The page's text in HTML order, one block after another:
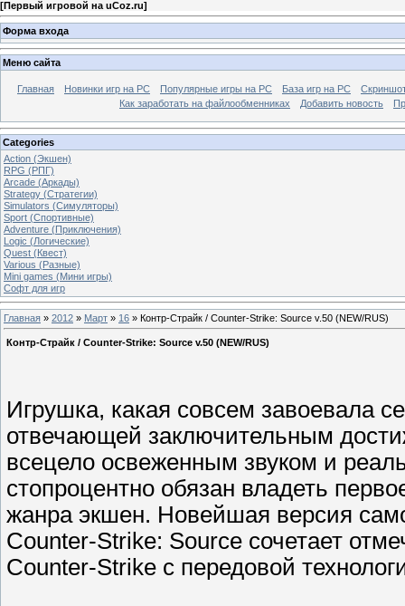
[Первый игровой на uCoz.ru]
Форма входа
Меню сайта
Главная Новинки игр на PC Популярные игры на PC База игр на РС
Как заработать на файлообменниках
Добавить новость
Categories
Action (Экшен)
RPG (РПГ)
Arcade (Аркады)
Strategy (Стратегии)
Simulators (Симуляторы)
Sport (Спортивные)
Adventure (Приключения)
Logic (Логические)
Quest (Квест)
Various (Разные)
Mini games (Мини игры)
Софт для игр
Главная » 2012 » Март » 16 » Контр-Страйк / Counter-Strike: Source v.50 (NEW/RUS)
Контр-Страйк / Counter-Strike: Source v.50 (NEW/RUS)
Игрушка, какая совсем завоевала
отвечающей заключительным
всецело освеженным звуком и
стопроцентно обязан владеть
жанра экшен. Новейшая версия
Counter-Strike: Source сочетает
Counter-Strike с передовой